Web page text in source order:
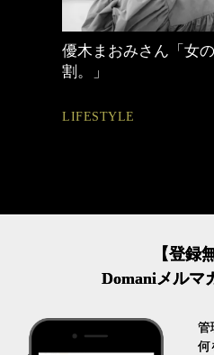
40代の小顔メイク
【登録
Domaniメルマ
管
何